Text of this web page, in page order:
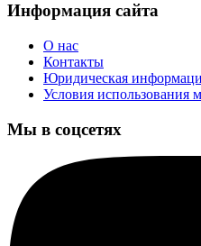
Информация сайта
О нас
Контакты
Юридическая
Условия использования
Мы в соцсетях